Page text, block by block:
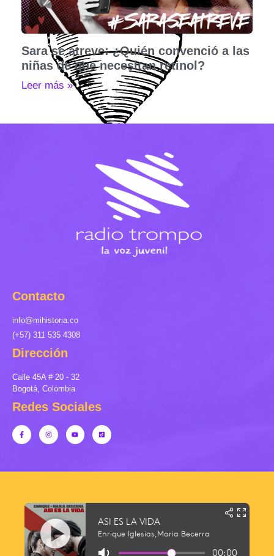
Sara se atreve: ¿Quién convenció a las
niñas de que necesitan retinol?
Leer más »
Contacto
info@mihistoria.co
(+57) 311 535 4308
Dirección
Calle 45A # 20 - 32
Bogotá, Colombia
Redes Sociales